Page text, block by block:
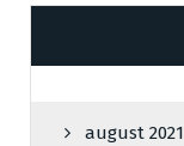
august 2021